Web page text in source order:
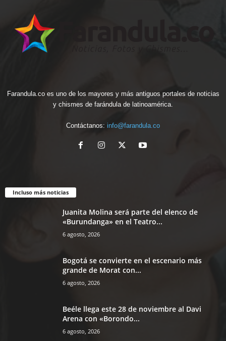
Farandula.co es uno de los mayores y más antiguos portales de noticias
y chismes de farándula de latinoamérica.
Contáctanos: info@farandula.co
Incluso más noticias
Juanita Molina será parte del elenco de
«Burundanga» en el Teatro...
6 agosto, 2026
Bogotá se convierte en el escenario más
grande de Morat con...
6 agosto, 2026
Beéle llega este 28 de noviembre al Davi
Arena con «Borondo...
6 agosto, 2026